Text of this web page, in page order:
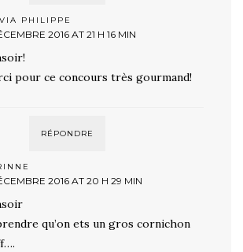
PHILIPPE
2016 AT 21 H 16 MIN
pour ce concours très gourmand!
RÉPONDRE
2016 AT 20 H 29 MIN
qu’on ets un gros cornichon